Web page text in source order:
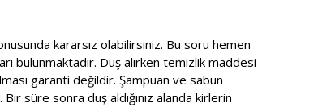
kararsız olabilirsiniz. Bu soru hemen
bulunmaktadır. Duş alırken temizlik maddesi
garanti değildir. Şampuan ve sabun
süre sonra duş aldığınız alanda kirlerin